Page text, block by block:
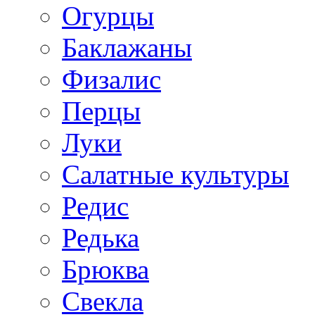
Огурцы
Баклажаны
Физалис
Перцы
Луки
Салатные культуры
Редис
Редька
Брюква
Свекла